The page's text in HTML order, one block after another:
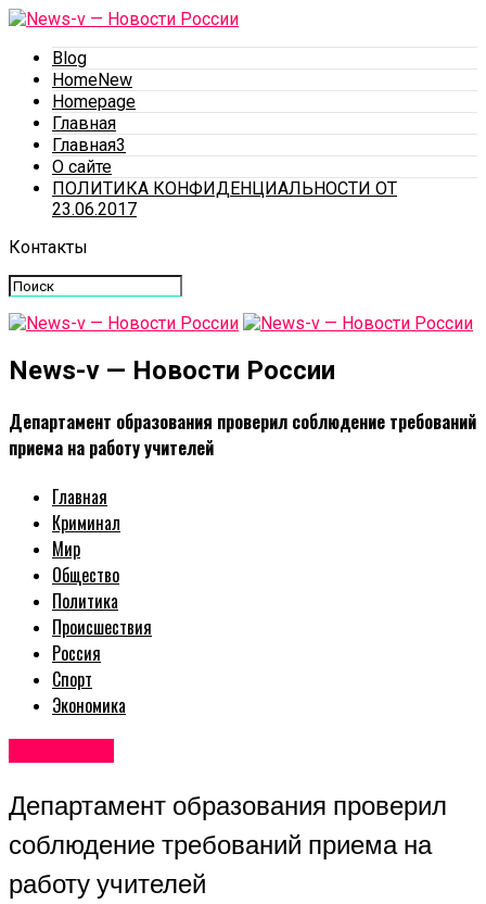
Blog
HomeNew
Homepage
Главная
Главная3
О сайте
ПОЛИТИКА КОНФИДЕНЦИАЛЬНОСТИ ОТ
23.06.2017
Контакты
News-v — Новости России
Департамент образования проверил соблюдение требований
приема на работу учителей
Главная
Криминал
Мир
Общество
Политика
Происшествия
Россия
Спорт
Экономика
Департамент образования проверил
соблюдение требований приема на
работу учителей